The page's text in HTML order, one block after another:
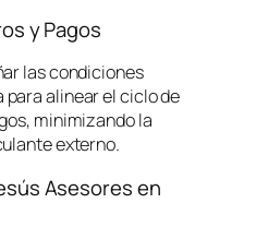
y Pagos
las condiciones
alinear el ciclo de
minimizando la
externo.
Asesores en